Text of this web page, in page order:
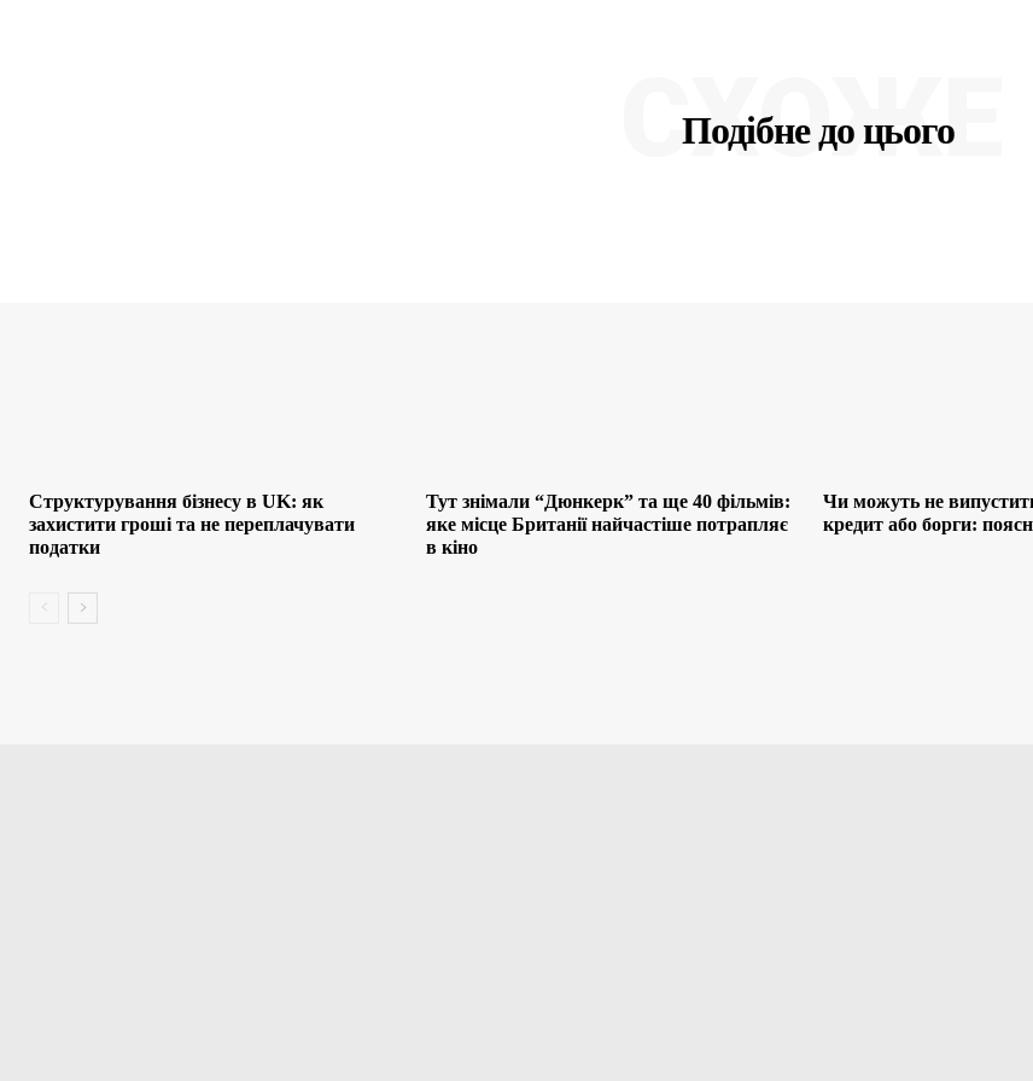
Подібне до цього
СХОЖЕ
Структурування бізнесу в UK: як
захистити гроші та не переплачувати
податки
Тут знімали “Дюнкерк” та ще 40 фільмів:
яке місце Британії найчастіше потрапляє
в кіно
Чи можуть не
кредит або борги: